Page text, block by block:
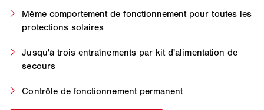
Même comportement de fonctionnement pour toutes les
protections solaires
Jusqu'à trois entraînements par kit d'alimentation de
secours
Contrôle de fonctionnement permanent